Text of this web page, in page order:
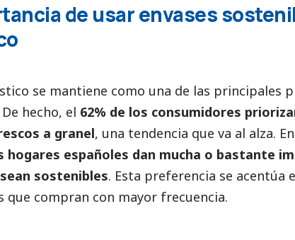
de usar envases
se mantiene como una de las principales
hecho, el 62% de los consumidores
a granel, una tendencia que va al alza.
hogares españoles dan mucha o bastante
sostenibles. Esta preferencia se acentúa
que compran con mayor frecuencia.